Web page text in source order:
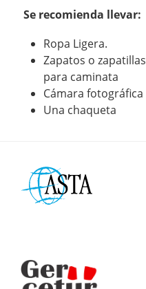
Se recomienda llevar:
Ropa Ligera.
Zapatos o zapatillas
para caminata
Cámara fotográfica
Una chaqueta